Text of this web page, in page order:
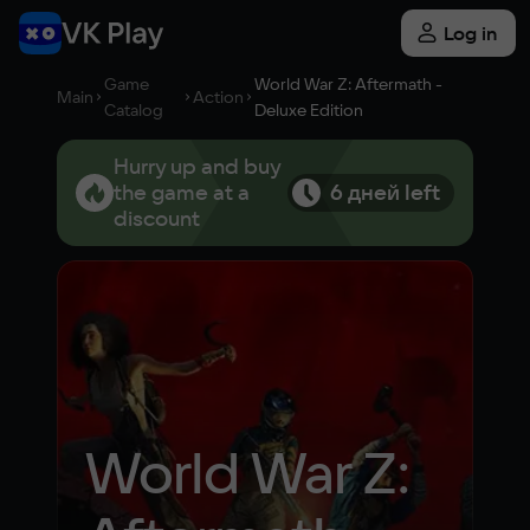
Log in
Main
Game
Catalog
Action
World War Z: Aftermath -
Deluxe Edition
Hurry up and buy
the game at a
discount
6 дней left
World War Z: